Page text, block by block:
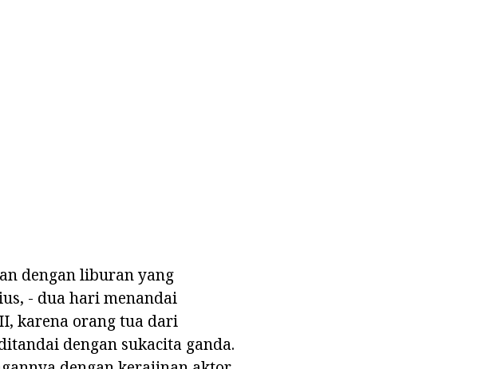
dengan liburan yang
- dua hari menandai
karena orang tua dari
dengan sukacita ganda.